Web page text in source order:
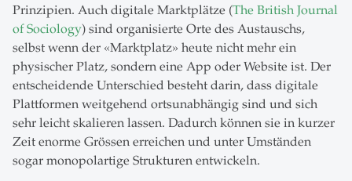
Prinzipien. Auch digitale Marktplätze (The British Journal
of Sociology) sind organisierte Orte des Austauschs,
selbst wenn der «Marktplatz» heute nicht mehr ein
physischer Platz, sondern eine App oder Website ist. Der
entscheidende Unterschied besteht darin, dass digitale
Plattformen weitgehend ortsunabhängig sind und sich
sehr leicht skalieren lassen. Dadurch können sie in kurzer
Zeit enorme Grössen erreichen und unter Umständen
sogar monopolartige Strukturen entwickeln.